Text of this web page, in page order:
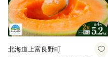
北海道上富良野町